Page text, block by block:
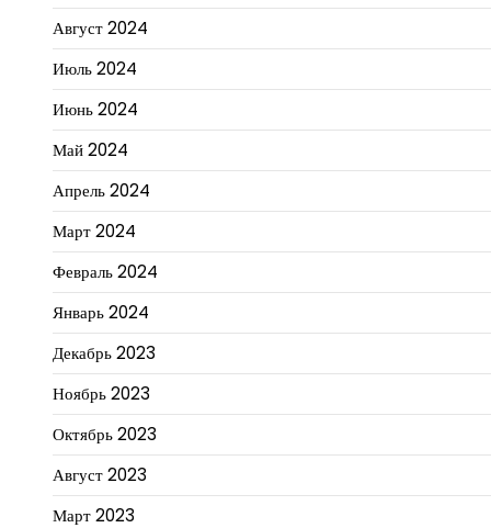
Август 2024
Июль 2024
Июнь 2024
Май 2024
Апрель 2024
Март 2024
Февраль 2024
Январь 2024
Декабрь 2023
Ноябрь 2023
Октябрь 2023
Август 2023
Март 2023